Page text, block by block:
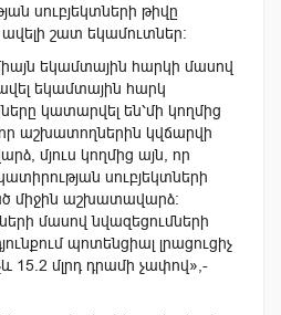
սուբյեկտների թիվը
ավելի շատ եկամուտներ:
եկամտային հարկի մասով
եկամտային հարկ
կատարվել են՝մի կողմից
աշխատողներին կվճարվի
մյուս կողմից այն, որ
սուբյեկտների
միջին աշխատավարձ:
մասով նվազեցումների
պոտենցիալ լրացուցիչ
15.2 մլրդ դրամի չափով»,-